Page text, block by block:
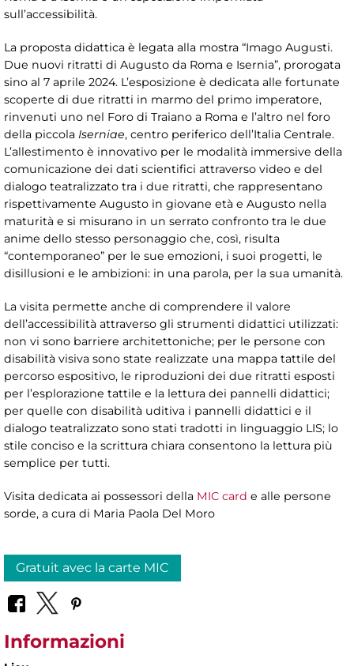
sull’accessibilità.
La proposta didattica è legata alla mostra “Imago Augusti.
Due nuovi ritratti di Augusto da Roma e Isernia”, prorogata
sino al 7 aprile 2024. L’esposizione è dedicata alle fortunate
scoperte di due ritratti in marmo del primo imperatore,
rinvenuti uno nel Foro di Traiano a Roma e l’altro nel foro
della piccola Iserniae, centro periferico dell’Italia Centrale.
L’allestimento è innovativo per le modalità immersive della
comunicazione dei dati scientifici attraverso video e del
dialogo teatralizzato tra i due ritratti, che rappresentano
rispettivamente Augusto in giovane età e Augusto nella
maturità e si misurano in un serrato confronto tra le due
anime dello stesso personaggio che, così, risulta
“contemporaneo” per le sue emozioni, i suoi progetti, le
disillusioni e le ambizioni: in una parola, per la sua umanità.
La visita permette anche di comprendere il valore
dell’accessibilità attraverso gli strumenti didattici utilizzati:
non vi sono barriere architettoniche; per le persone con
disabilità visiva sono state realizzate una mappa tattile del
percorso espositivo, le riproduzioni dei due ritratti esposti
per l’esplorazione tattile e la lettura dei pannelli didattici;
per quelle con disabilità uditiva i pannelli didattici e il
dialogo teatralizzato sono stati tradotti in linguaggio LIS; lo
stile conciso e la scrittura chiara consentono la lettura più
semplice per tutti.
Visita dedicata ai possessori della MIC card e alle persone
sorde, a cura di Maria Paola Del Moro
Gratuit avec la carte MIC
Informazioni